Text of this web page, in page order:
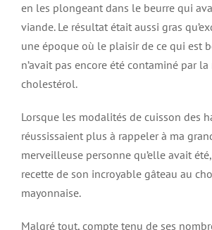
en les plongeant dans le beurre qui
viande. Le résultat était aussi gras
une époque où le plaisir de ce qui est
n’avait pas encore été contaminé par
cholestérol.
Lorsque les modalités de cuisson des
réussissaient plus à rappeler à ma
merveilleuse personne qu’elle avait
recette de son incroyable gâteau au
mayonnaise.
Malgré tout, compte tenu de ses